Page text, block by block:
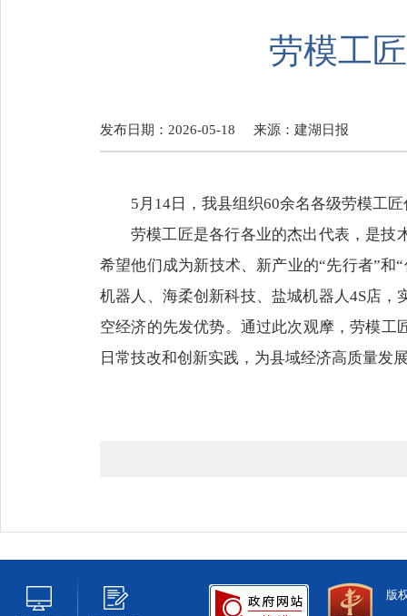
劳模工
发布日期：2026-05-18 来源： 建湖日报
5月14日，我县组织60余名各级劳模工
劳模工匠是各行各业的杰出代表，是技
希望他们成为新技术、新产业的“先行者”
机器人、海柔创新科技、盐城机器人4S店
空经济的先发优势。通过此次观摩，劳模
日常技改和创新实践，为县域经济高质量发
版